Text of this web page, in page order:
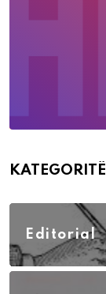
KATEGORITË
Editorial